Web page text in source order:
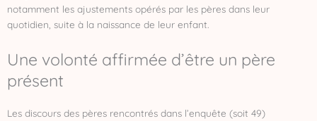
notamment les ajustements opérés par les pères dans leur
quotidien, suite à la naissance de leur enfant.
Une volonté affirmée d’être un père
présent
Les discours des pères rencontrés dans l’enquête (soit 49)